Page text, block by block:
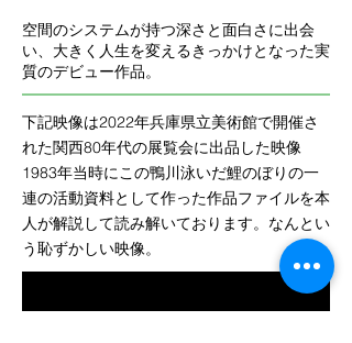
空間のシステムが持つ深さと面白さに出会
い、大きく人生を変えるきっかけとなった実
質のデビュー作品。
下記映像は2022年兵庫県立美術館で開催さ
れた関西80年代の展覧会に出品した映像
1983年当時にこの鴨川泳いだ鯉のぼりの一
連の活動資料として作った作品ファイルを本
人が解説して読み解いております。なんとい
う恥ずかしい映像。